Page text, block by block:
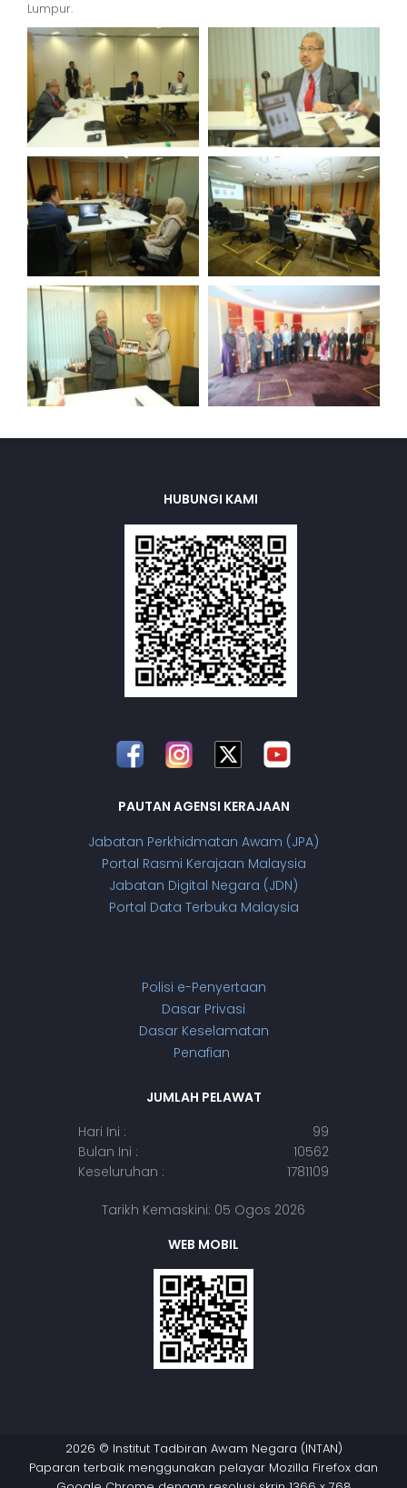
Lumpur.
HUBUNGI KAMI
PAUTAN AGENSI KERAJAAN
Jabatan Perkhidmatan Awam (JPA)
Portal Rasmi Kerajaan Malaysia
Jabatan Digital Negara (JDN)
Portal Data Terbuka Malaysia
Polisi e-Penyertaan
Dasar Privasi
Dasar Keselamatan
Penafian
JUMLAH PELAWAT
Hari Ini :
99
Bulan Ini :
10562
Keseluruhan :
1781109
Tarikh Kemaskini: 05 Ogos 2026
WEB MOBIL
2026 © Institut Tadbiran Awam Negara (INTAN)
Paparan terbaik menggunakan pelayar Mozilla Firefox dan